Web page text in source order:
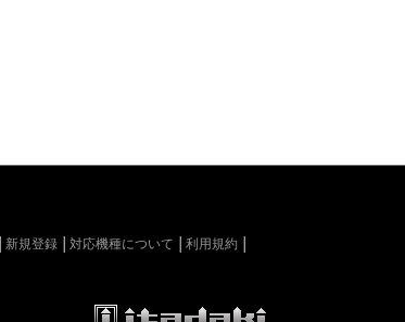
新規登録 対応機種について
利用規約